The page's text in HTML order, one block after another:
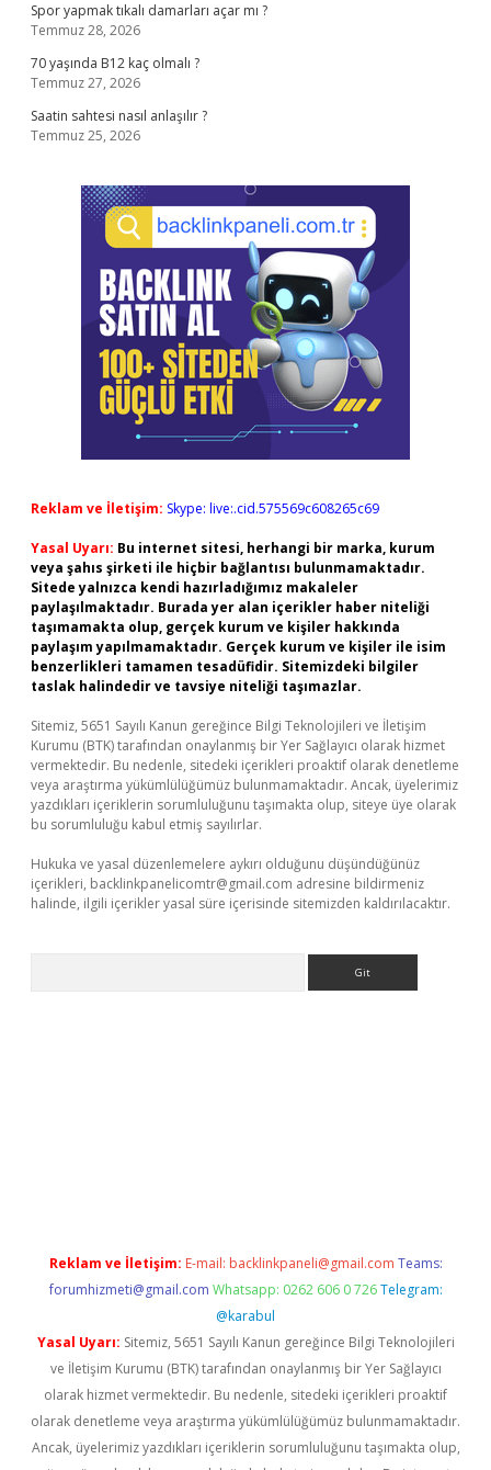
Spor yapmak tıkalı damarları açar mı ?
Temmuz 28, 2026
70 yaşında B12 kaç olmalı ?
Temmuz 27, 2026
Saatin sahtesi nasıl anlaşılır ?
Temmuz 25, 2026
Reklam ve İletişim: Skype: live:.cid.575569c608265c69
Yasal Uyarı: Bu internet sitesi, herhangi bir marka, kurum
veya şahıs şirketi ile hiçbir bağlantısı bulunmamaktadır.
Sitede yalnızca kendi hazırladığımız makaleler
paylaşılmaktadır. Burada yer alan içerikler haber niteliği
taşımamakta olup, gerçek kurum ve kişiler hakkında
paylaşım yapılmamaktadır. Gerçek kurum ve kişiler ile isim
benzerlikleri tamamen tesadüfidir. Sitemizdeki bilgiler
taslak halindedir ve tavsiye niteliği taşımazlar.
Sitemiz, 5651 Sayılı Kanun gereğince Bilgi Teknolojileri ve İletişim
Kurumu (BTK) tarafından onaylanmış bir Yer Sağlayıcı olarak hizmet
vermektedir. Bu nedenle, sitedeki içerikleri proaktif olarak denetleme
veya araştırma yükümlülüğümüz bulunmamaktadır. Ancak, üyelerimiz
yazdıkları içeriklerin sorumluluğunu taşımakta olup, siteye üye olarak
bu sorumluluğu kabul etmiş sayılırlar.
Hukuka ve yasal düzenlemelere aykırı olduğunu düşündüğünüz
içerikleri, backlinkpanelicomtr@gmail.com adresine bildirmeniz
halinde, ilgili içerikler yasal süre içerisinde sitemizden kaldırılacaktır.
Reklam ve İletişim: E-mail: backlinkpaneli@gmail.com Teams:
forumhizmeti@gmail.com Whatsapp: 0262 606 0 726 Telegram:
@karabul
Yasal Uyarı: Sitemiz, 5651 Sayılı Kanun gereğince Bilgi Teknolojileri
ve İletişim Kurumu (BTK) tarafından onaylanmış bir Yer Sağlayıcı
olarak hizmet vermektedir. Bu nedenle, sitedeki içerikleri proaktif
olarak denetleme veya araştırma yükümlülüğümüz bulunmamaktadır.
Ancak, üyelerimiz yazdıkları içeriklerin sorumluluğunu taşımakta olup,